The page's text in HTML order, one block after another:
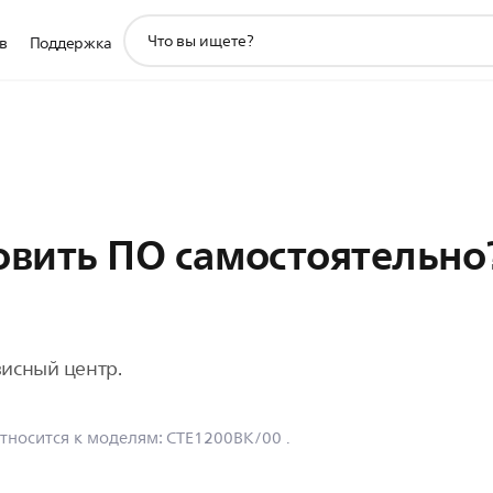
Поддержка
поддержки
ПО
центр.
к моделям: CTE1200BK/00 .